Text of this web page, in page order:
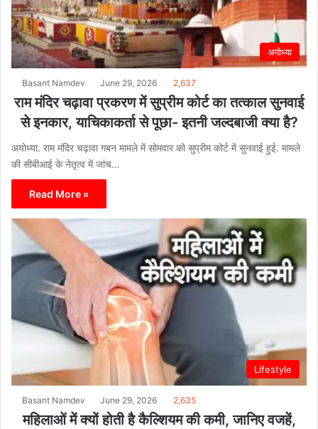
अयोध्या
Basant Namdev June 29, 2026 2,637
राम मंदिर चढ़ावा प्रकरण में सुप्रीम कोर्ट का तत्काल सुनवाई
से इनकार, याचिकाकर्ता से पूछा- इतनी जल्दबाजी क्या है?
अयोध्या. राम मंदिर चढ़ावा गबन मामले में सोमवार को सुप्रीम कोर्ट में सुनवाई हुई. मामले
की सीबीआई के नेतृत्व में जांच…
Read More »
Lifestyle
Basant Namdev June 29, 2026 2,635
महिलाओं में क्यों होती है कैल्शियम की कमी, जानिए वजहें,